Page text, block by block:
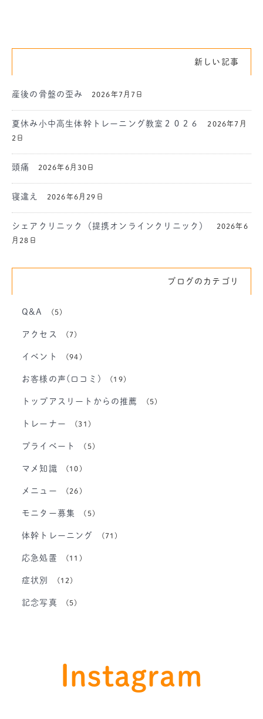
新しい記事
産後の骨盤の歪み 2026年7月7日
夏休み小中高生体幹トレーニング教室２０２６
2026年7月
2日
頭痛 2026年6月30日
寝違え 2026年6月29日
シェアクリニック（提携オンラインクリニック）
2026年6
月28日
ブログのカテゴリ
Q&A (5)
アクセス (7)
イベント (94)
お客様の声(口コミ) (19)
トップアスリートからの推薦 (5)
トレーナー (31)
プライベート (5)
マメ知識 (10)
メニュー (26)
モニター募集 (5)
体幹トレーニング (71)
応急処置 (11)
症状別 (12)
記念写真 (5)
Instagram